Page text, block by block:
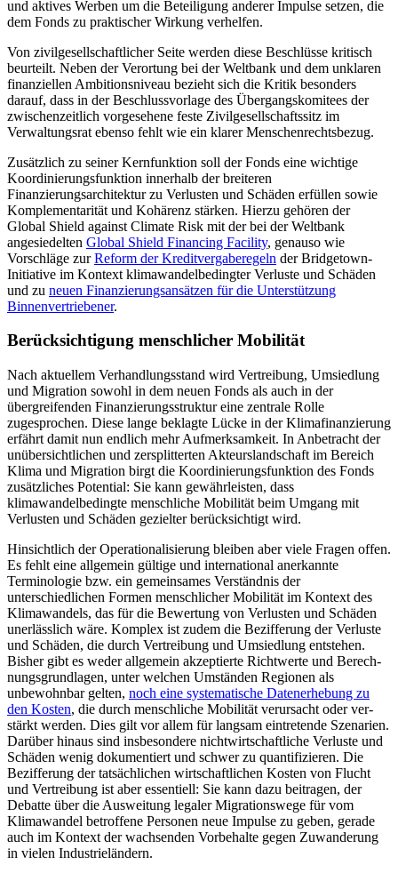
und aktives Werben um die Beteiligung anderer Impulse setzen, die
dem Fonds zu praktischer Wirkung verhelfen.
Von zivilgesellschaftlicher Seite werden diese Beschlüsse kritisch
beurteilt. Neben der Verortung bei der Weltbank und dem unklaren
finanziellen Ambitionsniveau bezieht sich die Kritik besonders
darauf, dass in der Beschlussvorlage des Übergangs­komitees der
zwischenzeitlich vorgesehene feste Zivilgesellschaftssitz im
Verwaltungsrat ebenso fehlt wie ein klarer Menschenrechtsbezug.
Zusätzlich zu seiner Kernfunktion soll der Fonds eine wichtige
Koordinierungsfunktion innerhalb der breiteren
Finanzierungsarchitektur zu Verlusten und Schäden erfüllen sowie
Komplementarität und Kohä­renz stärken. Hierzu gehören der
Global Shield against Climate Risk mit der bei der Weltbank
angesiedelten Global Shield Financing Facility, genauso wie
Vorschläge zurReform der Kreditvergaberegeln der Bridgetown-
Initiative im Kontext klimawandelbedingter Verluste und Schäden
und zu neuen Finanzierungsansätzen für die Unterstützung
Binnenvertriebener.
Berücksichtigung menschlicher Mobilität
Nach aktuellem Verhandlungsstand wird Vertreibung, Umsiedlung
und Migration sowohl in dem neuen Fonds als auch in der
übergreifenden Finanzierungsstruktur eine zentrale Rolle
zugesprochen. Diese lange beklagte Lücke in der Klimafinanzierung
erfährt damit nun endlich mehr Aufmerksamkeit. In Anbetracht der
unübersicht­lichen und zersplitterten Akteurslandschaft im Bereich
Klima und Migration birgt die Ko­ordinierungsfunktion des Fonds
zusätz­liches Potential: Sie kann gewährleisten, dass
klimawandelbedingte menschliche Mobilität beim Umgang mit
Verlusten und Schäden gezielter berück­sichtigt wird.
Hinsichtlich der Operationalisierung bleiben aber viele Fragen offen.
Es fehlt eine allgemein gültige und inter­national anerkannte
Terminologie bzw. ein gemein­sames Verständnis der
unterschiedlichen Formen menschlicher Mobilität im Kontext des
Klimawandels, das für die Bewer­tung von Verlusten und Schäden
unerlässlich wäre. Komplex ist zudem die Bezifferung der Verluste
und Schäden, die durch Ver­treibung und Um­siedlung ent­stehen.
Bisher gibt es weder all­gemein akzeptierte Richt­werte und Berech­
nungs­grundlagen, unter welchen Umständen Regionen als
unbewohnbar gelten, noch eine systematische Datenerhebung zu
den Kosten, die durch menschliche Mobili­tät verursacht oder ver­
stärkt werden. Dies gilt vor allem für lang­sam eintretende Sze­narien.
Darüber hinaus sind insbesondere nichtwirtschaftliche Verluste und
Schäden wenig dokumentiert und schwer zu quan­tifizieren. Die
Bezifferung der tatsächlichen wirtschaftlichen Kosten von Flucht
und Vertreibung ist aber essentiell: Sie kann dazu beitragen, der
Debatte über die Aus­weitung legaler Migra­tionswege für vom
Klimawandel betroffene Personen neue Impulse zu geben, gerade
auch im Kontext der wachsenden Vorbehalte gegen Zuwan­derung
in vielen Industrieländern.